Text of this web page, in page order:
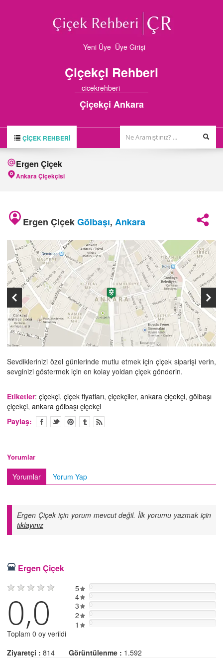
Yeni Üye Üye Girişi
Çiçekçi Rehberi
cicekrehberi
Çiçekçi Ankara
ÇIÇEK REHBERI
ÇİÇEKÇİLER
FİRMA BAŞVURUSU
İLETİŞİM
Ergen Çiçek
Ankara Çiçekçisi
Ergen ÇiçekGölbaşı, Ankara
Sevdiklerinizi özel günlerinde mutlu etmek için çiçek siparişi verin,
sevginizi göstermek için en kolay yoldan çiçek gönderin.
Etiketler: çiçekçi, çiçek fiyatları, çiçekçiler, ankara çiçekçi, gölbaşı
çiçekçi, ankara gölbaşı çiçekçi
Paylaş:
Yorumlar
Yorumlar Yorum Yap
Ergen Çiçek için yorum mevcut değil. İlk yorumu yazmak için
tıklayınız
Ergen Çiçek
0,0
Toplam 0 oy verildi
5 0
4 0
3 0
2 0
1 0
Ziyaretçi : 814 Görüntülenme : 1.592